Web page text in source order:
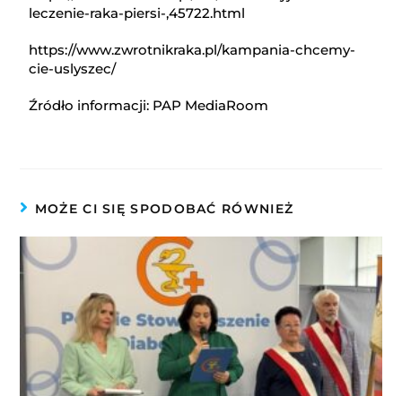
leczenie-raka-piersi-,45722.html
https://www.zwrotnikraka.pl/kampania-chcemy-
cie-uslyszec/
Źródło informacji: PAP MediaRoom
MOŻE CI SIĘ SPODOBAĆ RÓWNIEŻ